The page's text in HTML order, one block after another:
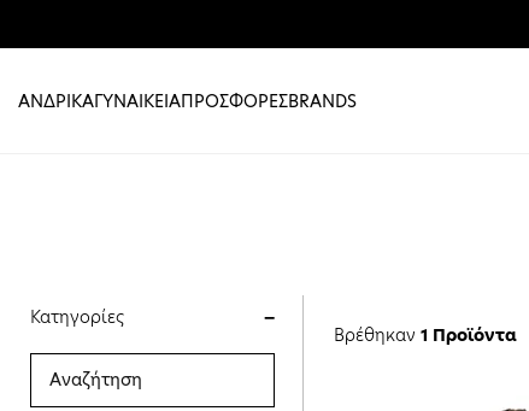
ΑΝΔΡΙΚΑΓΥΝΑΙΚΕΙΑΠΡΟΣΦΟΡΕΣBRANDS
Κατηγορίες
Βρέθηκαν 1 Προϊόντα